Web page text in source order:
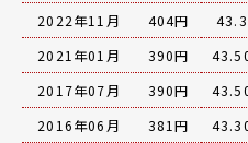
2022年11月
404円
2021年01月
390円
2017年07月
390円
2016年06月
381円